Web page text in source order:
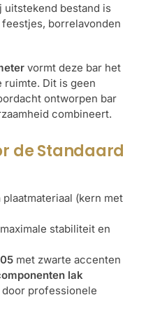
uitstekend bestand is
borrelavonden
vormt deze bar het
ruimte. Dit is geen
ontworpen bar
combineert.
de Standaard
plaatmateriaal (kern met
stabiliteit en
met zwarte accenten
lak
professionele